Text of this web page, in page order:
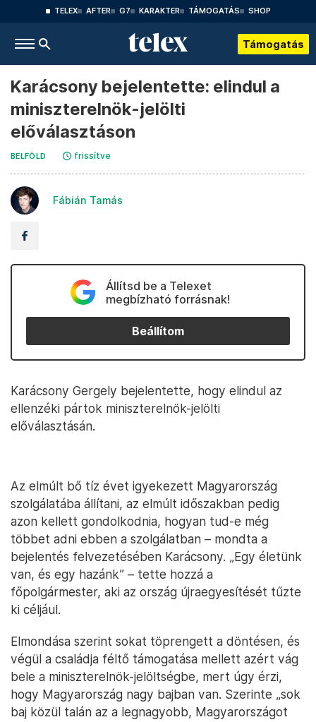
TELEX AFTER G7 KARAKTER TÁMOGATÁS SHOP
Támogatás
Karácsony bejelentette: elindul a
miniszterelnök-jelölti
előválasztáson
BELFÖLD frissítve
Fábián Tamás
Állítsd be a Telexet
megbízható forrásnak!
Beállítom
Karácsony Gergely bejelentette, hogy elindul az
ellenzéki pártok miniszterelnök-jelölti
előválasztásán.
Az elmúlt bő tíz évet igyekezett Magyarország
szolgálatába állítani, az elmúlt időszakban pedig
azon kellett gondolkodnia, hogyan tud-e még
többet adni ebben a szolgálatban – mondta a
bejelentés felvezetésében Karácsony. „Egy életünk
van, és egy hazánk” – tette hozzá a
főpolgármester, aki az ország újraegyesítését tűzte
ki céljául.
Elmondása szerint sokat töprengett a döntésen, és
végül a családja féltő támogatása mellett azért vág
bele a miniszterelnök-jelöltségbe, mert úgy érzi,
hogy Magyarország nagy bajban van. Szerinte „sok
baj közül talán az a legnagyobb, Magyarországot